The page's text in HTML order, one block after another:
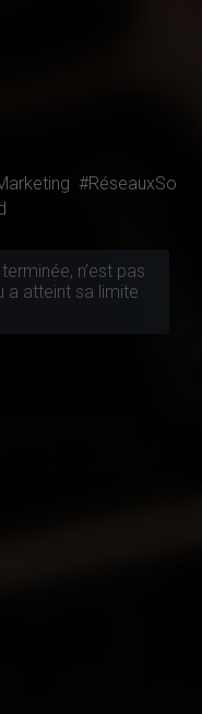
#RéseauxSo
n’est pas
a atteint sa limite